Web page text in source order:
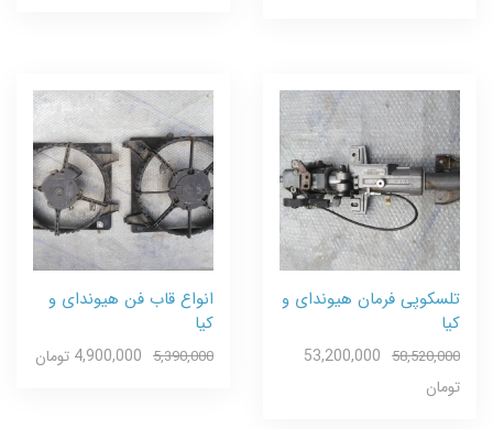
تلسکوپی فرمان هیوندای و
کیا
58,520,000
53,200,000
تومان
انواع قاب فن هیوندای و
کیا
5,390,000 4,900,000 تومان